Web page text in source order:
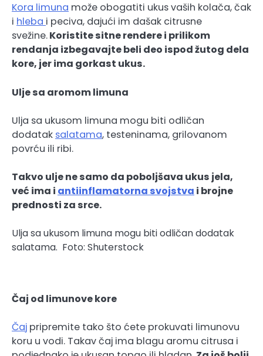
Kora limuna može obogatiti ukus vaših kolača, čak
i hleba i peciva, dajući im dašak citrusne
svežine.Koristite sitne rendere i prilikom
rendanja izbegavajte beli deo ispod žutog dela
kore, jer ima gorkast ukus.
Ulje sa aromom limuna
Ulja sa ukusom limuna mogu biti odličan
dodatak salatama, testeninama, grilovanom
povrću ili ribi.
Takvo ulje ne samo da poboljšava ukus jela,
već ima i antiinflamatorna svojstva i brojne
prednosti za srce.
Ulja sa ukusom limuna mogu biti odličan dodatak
salatama. Foto: Shuterstock
Čaj od limunove kore
Čaj pripremite tako što ćete prokuvati limunovu
koru u vodi. Takav čaj ima blagu aromu citrusa i